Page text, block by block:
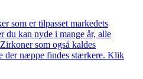
som er tilpasset markedets
du kan nyde i mange år, alle
som også kaldes
der næppe findes stærkere. Klik